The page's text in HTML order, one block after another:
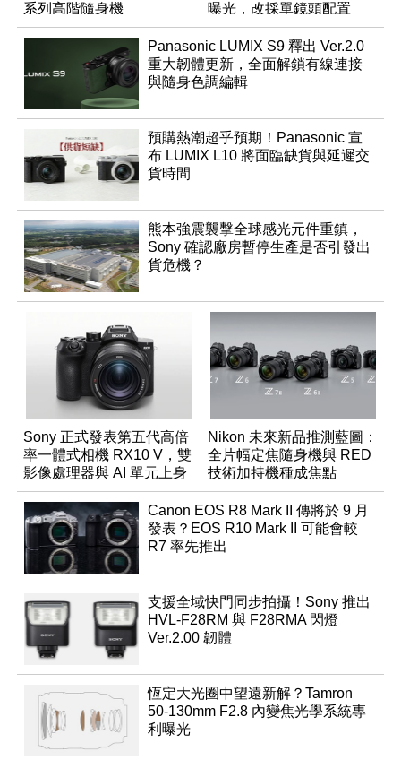
系列高階隨身機
曝光，改採單鏡頭配置
Panasonic LUMIX S9 釋出 Ver.2.0
重大韌體更新，全面解鎖有線連接
與隨身色調編輯
預購熱潮超乎預期！Panasonic 宣
布 LUMIX L10 將面臨缺貨與延遲交
貨時間
熊本強震襲擊全球感光元件重鎮，
Sony 確認廠房暫停生產是否引發出
貨危機？
Sony 正式發表第五代高倍
率一體式相機 RX10 V，雙
影像處理器與 AI 單元上身
Nikon 未來新品推測藍圖：
全片幅定焦隨身機與 RED
技術加持機種成焦點
Canon EOS R8 Mark II 傳將於 9 月
發表？EOS R10 Mark II 可能會較
R7 率先推出
支援全域快門同步拍攝！Sony 推出
HVL-F28RM 與 F28RMA 閃燈
Ver.2.00 韌體
恆定大光圈中望遠新解？Tamron
50-130mm F2.8 內變焦光學系統專
利曝光